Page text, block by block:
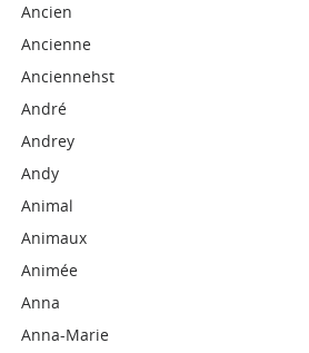
Ancien
Ancienne
Anciennehst
André
Andrey
Andy
Animal
Animaux
Animée
Anna
Anna-Marie